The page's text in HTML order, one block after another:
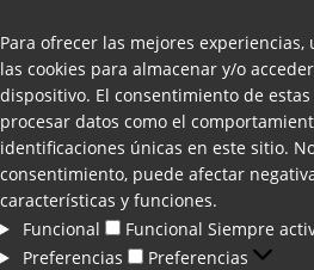
Para ofrecer las mejores
las cookies para almacenar y/o
dispositivo. El consentimiento de
procesar datos como el
identificaciones únicas en este sitio.
consentimiento, puede afectar
características y funciones.
Funcional
Funcional Siempre
Preferencias
Preferencias